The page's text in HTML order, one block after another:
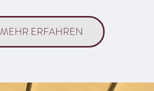
MEHR ERFAHREN